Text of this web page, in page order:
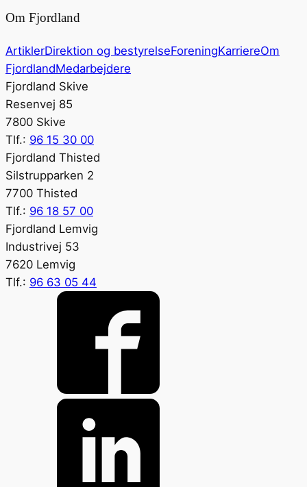
Om Fjordland
ArtiklerDirektion og bestyrelseForeningKarriereOm
FjordlandMedarbejdere
Fjordland Skive
Resenvej 85
7800 Skive
Tlf.: 96 15 30 00
Fjordland Thisted
Silstrupparken 2
7700 Thisted
Tlf.: 96 18 57 00
Fjordland Lemvig
Industrivej 53
7620 Lemvig
Tlf.: 96 63 05 44